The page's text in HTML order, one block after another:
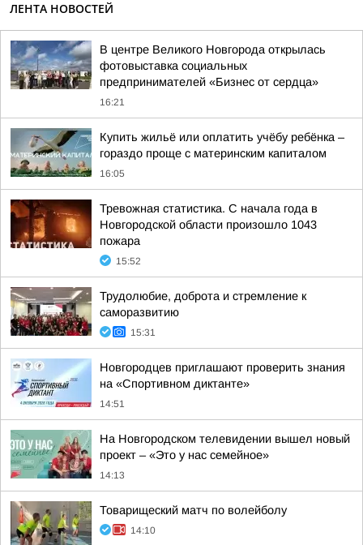
ЛЕНТА НОВОСТЕЙ
В центре Великого Новгорода открылась
фотовыставка социальных
предпринимателей «Бизнес от сердца»
16:21
Купить жильё или оплатить учёбу ребёнка –
гораздо проще с материнским капиталом
16:05
Тревожная статистика. С начала года в
Новгородской области произошло 1043
пожара
15:52
Трудолюбие, доброта и стремление к
саморазвитию
15:31
Новгородцев приглашают проверить знания
на «Спортивном диктанте»
14:51
На Новгородском телевидении вышел новый
проект – «Это у нас семейное»
14:13
Товарищеский матч по волейболу
14:10